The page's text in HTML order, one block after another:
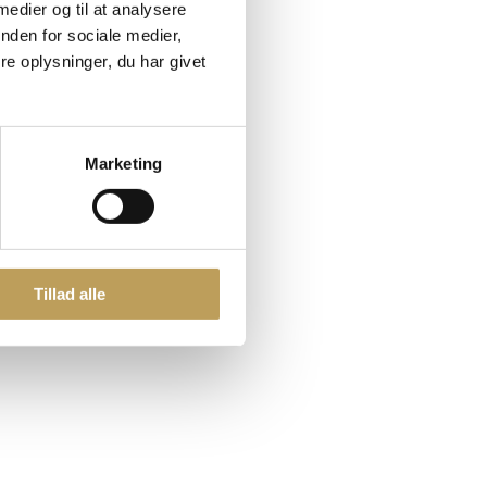
og til at analysere
for sociale medier,
oplysninger, du har givet
Marketing
Tillad alle